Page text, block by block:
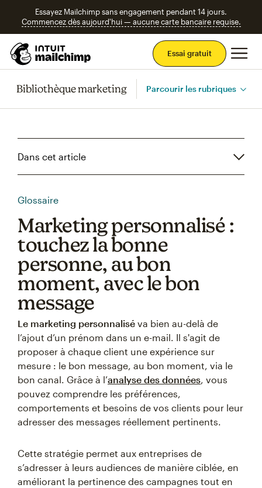
Essayez Mailchimp sans engagement pendant 14 jours.
Commencez dès aujourd'hui — aucune carte bancaire requise.
Essai gratuit
Bibliothèque marketing Parcourir les rubriques
Dans cet article
Glossaire
Marketing personnalisé :
touchez la bonne
personne, au bon
moment, avec le bon
message
Le marketing personnalisé va bien au-delà de
l’ajout d’un prénom dans un e-mail. Il s'agit de
proposer à chaque client une expérience sur
mesure : le bon message, au bon moment, via le
bon canal. Grâce à l’analyse des données, vous
pouvez comprendre les préférences,
comportements et besoins de vos clients pour leur
adresser des messages réellement pertinents.
Cette stratégie permet aux entreprises de
s’adresser à leurs audiences de manière ciblée, en
améliorant la pertinence des campagnes tout en